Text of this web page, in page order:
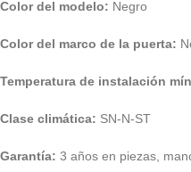
Color del modelo: Negro
Color del marco de la puerta:
Temperatura de instalación
Clase climática: SN-N-ST
Garantía: 3 años en piezas,